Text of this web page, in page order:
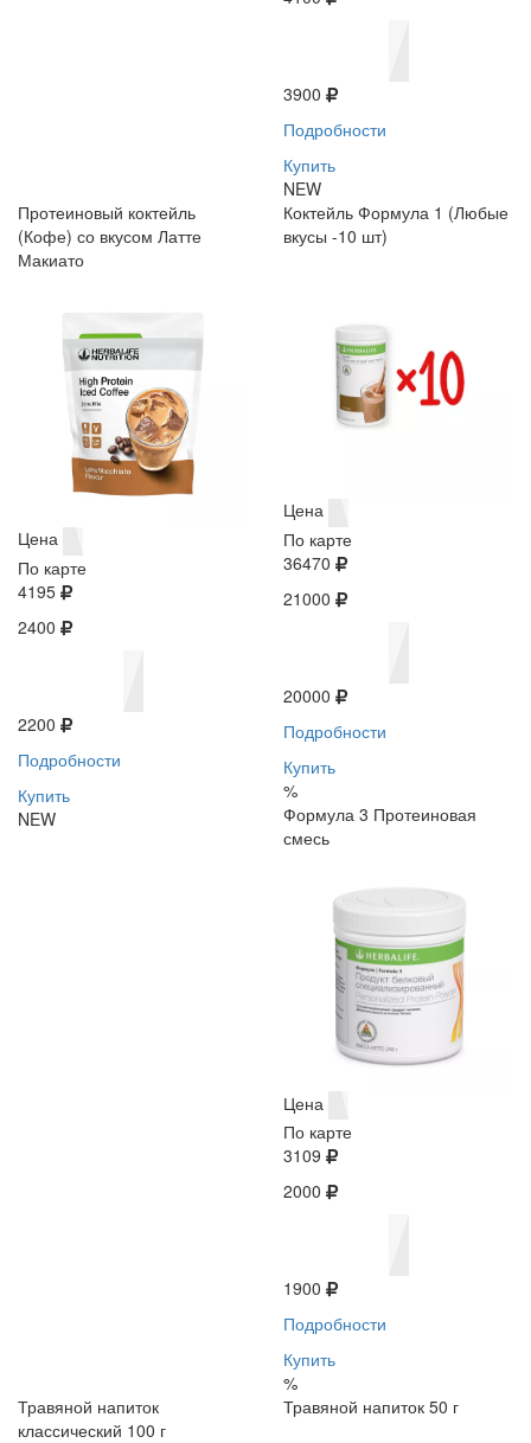
3900
Подробности
Купить
NEW
Протеиновый коктейль
(Кофе) со вкусом Латте
Макиато
Цена
По карте
4195
2400
2200
Подробности
Купить
NEW
Коктейль Формула 1 (Любые
вкусы -10 шт)
Цена
По карте
36470
21000
20000
Подробности
Купить
%
Формула 3 Протеиновая
смесь
Цена
По карте
3109
2000
1900
Подробности
Купить
%
Травяной напиток
классический 100 г
Травяной напиток 50 г